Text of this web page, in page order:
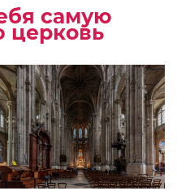
самую
церковь